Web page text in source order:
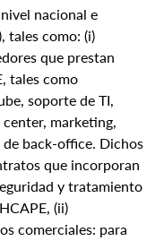
nacional e
tales como: (i)
que prestan
tales como
soporte de TI,
marketing,
back-office. Dichos
que incorporan
y tratamiento
(ii)
comerciales: para